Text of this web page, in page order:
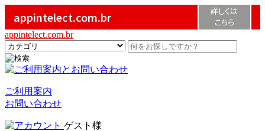
appintelect.com.br
詳しくは
こちら
appintelect.com.br
ご利用案内
お問い合わせ
ゲスト様